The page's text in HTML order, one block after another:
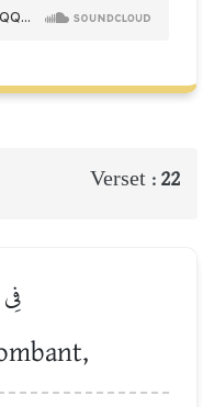
Verset : 22